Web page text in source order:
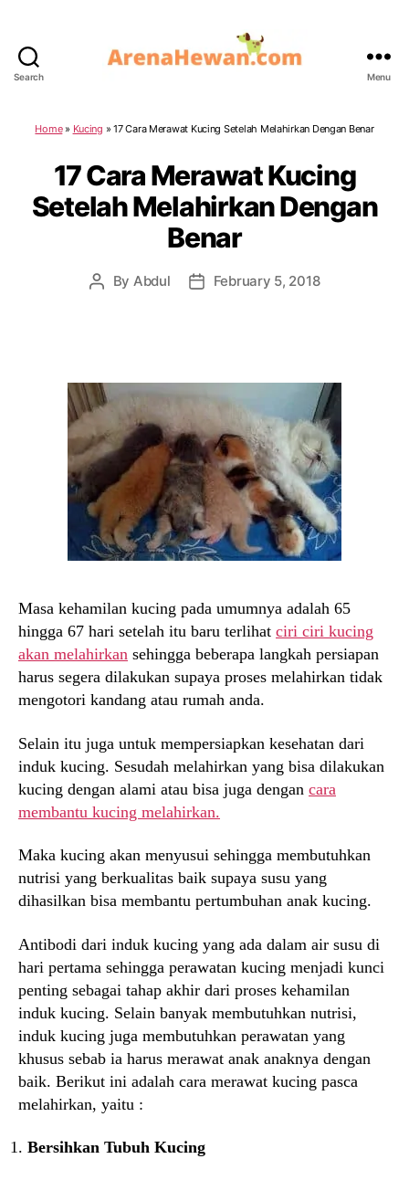
Search Menu
Home» Kucing »17 Cara Merawat Kucing Setelah Melahirkan Dengan Benar
17 Cara Merawat Kucing
Setelah Melahirkan Dengan
Benar
Post
By Abdul
PostFebruary 5, 2018
Masa kehamilan kucing pada umumnya adalah 65
hingga 67 hari setelah itu baru terlihat ciri ciri kucing
akan melahirkan sehingga beberapa langkah persiapan
harus segera dilakukan supaya proses melahirkan tidak
mengotori kandang atau rumah anda.
Selain itu juga untuk mempersiapkan kesehatan dari
induk kucing. Sesudah melahirkan yang bisa dilakukan
kucing dengan alami atau bisa juga dengan cara
membantu kucing melahirkan.
Maka kucing akan menyusui sehingga membutuhkan
nutrisi yang berkualitas baik supaya susu yang
dihasilkan bisa membantu pertumbuhan anak kucing.
Antibodi dari induk kucing yang ada dalam air susu di
hari pertama sehingga perawatan kucing menjadi kunci
penting sebagai tahap akhir dari proses kehamilan
induk kucing. Selain banyak membutuhkan nutrisi,
induk kucing juga membutuhkan perawatan yang
khusus sebab ia harus merawat anak anaknya dengan
baik. Berikut ini adalah cara merawat kucing pasca
melahirkan, yaitu :
Bersihkan Tubuh Kucing